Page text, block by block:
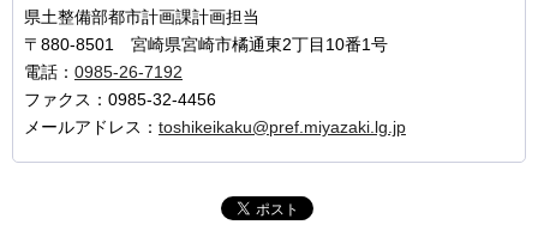
県土整備部都市計画課計画担当
〒880-8501 宮崎県宮崎市橘通東2丁目10番1号
電話： 0985-26-7192
ファクス：0985-32-4456
メールアドレス： toshikeikaku@pref.miyazaki.lg.jp